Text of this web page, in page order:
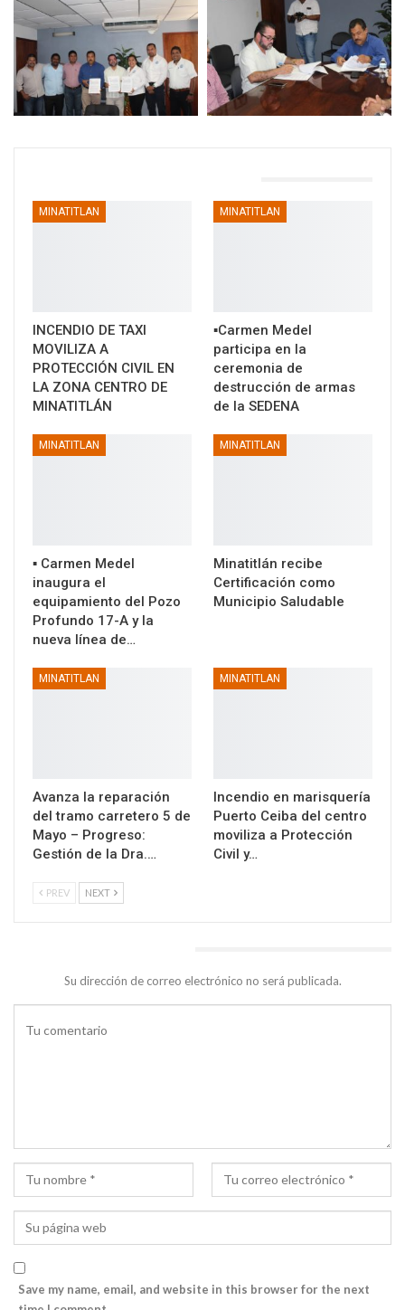
MINATITLAN
INCENDIO DE TAXI
MOVILIZA A
PROTECCIÓN CIVIL EN
LA ZONA CENTRO DE
MINATITLÁN
MINATITLAN
▪️Carmen Medel
participa en la
ceremonia de
destrucción de armas
de la SEDENA
MINATITLAN
▪️ Carmen Medel
inaugura el
equipamiento del Pozo
Profundo 17-A y la
nueva línea de…
MINATITLAN
Minatitlán recibe
Certificación como
Municipio Saludable
MINATITLAN
Avanza la reparación
del tramo carretero 5 de
Mayo – Progreso:
Gestión de la Dra.…
MINATITLAN
Incendio en marisquería
Puerto Ceiba del centro
moviliza a Protección
Civil y…
PREV NEXT
Su dirección de correo electrónico no será publicada.
Save my name, email, and website in this browser for the next